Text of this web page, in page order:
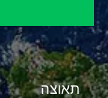
תאוצה